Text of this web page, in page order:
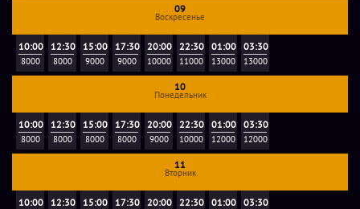
Ранее квест назывался «Murder». В квесте отсутствует
туалет, помещение квеста не отапливается, в зимнее
время рекомендуется прохождение квеста в верхней
одежде. Есть комната с камерами и диваном. Если кто-то
не хочет играть, но хочет посмотреть, то такая
возможность есть.
Описание
Квест «Motel» в Ярославленастолько жуткий и
09
Воскресенье
10:00
8000
12:30
8000
15:00
9000
17:30
9000
20:00
10000
22:30
11000
01:00
13000
03:30
13000
10
Понедельник
10:00
8000
12:30
8000
15:00
8000
17:30
8000
20:00
9000
22:30
10000
01:00
12000
03:30
12000
11
Вторник
10:00 12:30 15:00 17:30 20:00 22:30 01:00 03:30